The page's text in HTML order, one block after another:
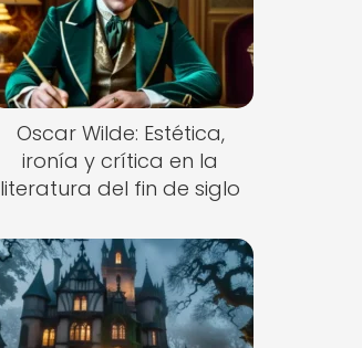
Oscar Wilde: Estética,
ironía y crítica en la
literatura del fin de siglo